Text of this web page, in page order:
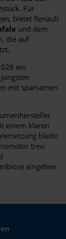
Für
bietet Renault
und dem
die auf
ein
mit sparsamen
einem klaren
bleibt
treu
eingehen